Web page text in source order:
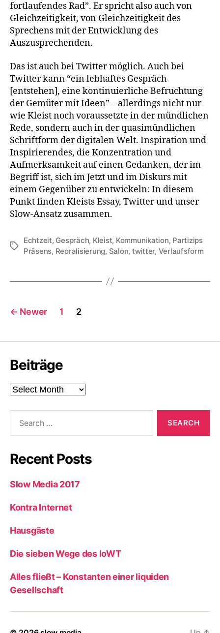
fortlaufendes Rad”. Er spricht also auch von
Gleichzeitigkeit, von Gleichzeitigkeit des
Sprechens mit der Entwicklung des
Auszusprechenden.
Das ist auch bei Twitter möglich. Auch bei
Twitter kann “ein lebhaftes Gespräch
[entstehen], eine kontinuierliche Befruchtung
der Gemüter mit Ideen” – allerdings nicht nur
wie Kleist noch voraussetzte in der mündlichen
Rede, sondern auch in der quasimündlichen
Schriftform der digitalen Welt. Inspiration und
Inspirierendes, die Konzentration und
Aufmerksamkeit auf einen Gedanken, der im
Begriff ist, sich im Jetzt und im Diskurs mit
einem Gegenüber zu entwickeln: In diesem
Punkt finden Kleists Essay, Twitter und unser
Slow-Ansatz zusammen.
Tags
Echtzeit, Gespräch, Kleist, Kommunikation, Partizips
Präsens, Reoralisierung, Salon, twitter, Verlaufsform
Posts
← Newer 1 2
Beiträge
Beiträge
Recent Posts
Slow Media 2017
Kontra Internet
Hausgäste
Die sieben Wege des IoWT
Alles fließt – Konstanten einer liquiden
Gesellschaft